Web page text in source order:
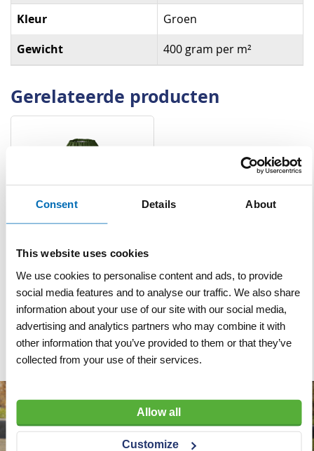
Consent Details About
This website uses cookies
We use cookies to personalise content and ads, to provide
social media features and to analyse our traffic. We also share
information about your use of our site with our social media,
advertising and analytics partners who may combine it with
other information that you’ve provided to them or that they’ve
collected from your use of their services.
Allow all
Customize
Kleur Groen
Gewicht 400 gram per m²
Gerelateerde producten
Regenbroek D420 P1
€ 26,00